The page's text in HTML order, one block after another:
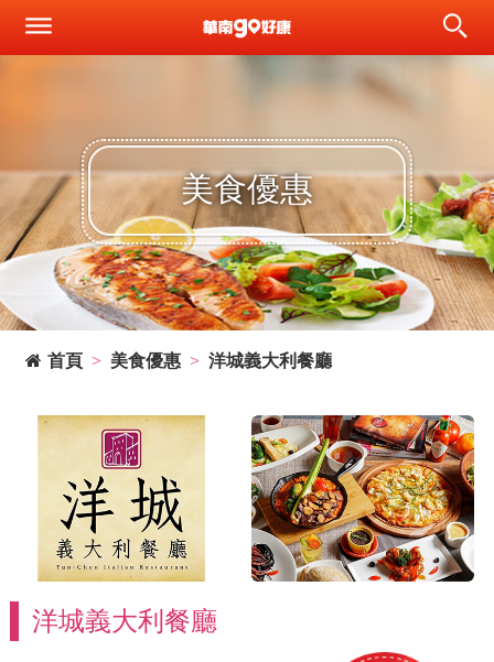
美食優惠
首頁 美食優惠 洋城義大利餐廳
洋城義大利餐廳